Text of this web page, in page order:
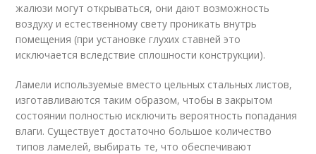
жалюзи могут открываться, они дают возможность
воздуху и естественному свету проникать внутрь
помещения (при установке глухих ставней это
исключается вследствие сплошности конструкции).
Ламели используемые вместо цельных стальных листов,
изготавливаются таким образом, чтобы в закрытом
состоянии полностью исключить вероятность попадания
влаги. Существует достаточно большое количество
типов ламелей, выбирать те, что обеспечивают